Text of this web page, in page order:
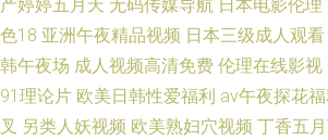
产婷婷五月天 无码传媒导航 日本电影伦理
色18 亚洲午夜精品视频 日本三级成人观看
韩午夜场 成人视频高清免费 伦理在线影视
91理论片 欧美日韩性爱福利 av午夜探花
叉 另类人妖视频 欧美熟妇穴视频 丁香五